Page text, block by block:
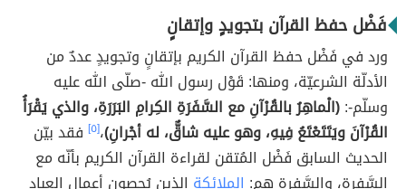
فَضْل حفظ القرآن بتجويدٍ وإتقانٍ
ورد في فَضْل حفظ القرآن الكريم بإتقانٍ وتجويدٍ عددٌ من
الأدلّة الشرعيّة، ومنها: قَوْل رسول الله -صلّى الله عليه
وسلّم-:(الْماهِرُ بالقُرْآنِ مع السَّفَرَةِ الكِرامِ البَرَرَةِ، والذي يَقْرَأُ
القُرْآنَ ويَتَتَعْتَعُ فِيهِ، وهو عليه شاقٌّ، له أجْرانِ)،[٥]
فقد بيّن
الحديث السابق فَضْل المُتقن لقراءة القرآن الكريم بأنّه مع
السَّفرة، والسَّفرة هم: الملائكة الذين يُحصون أعمال العباد